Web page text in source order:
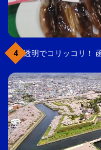
透明でコリッコリ！